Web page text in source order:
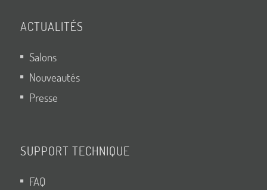
ACTUALITÉS
Salons
Nouveautés
Presse
SUPPORT TECHNIQUE
FAQ